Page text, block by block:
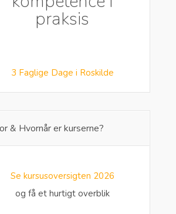
praksis
3 Faglige Dage i Roskilde
& Hvornår er kurserne?
Se kursusoversigten 2026
og få et hurtigt overblik